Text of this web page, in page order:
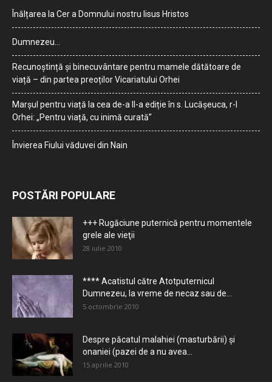
Înălțarea la Cer a Domnului nostru Iisus Hristos
Dumnezeu…
Recunoștință și binecuvântare pentru mamele dătătoare de
viață – din partea preoților Vicariatului Orhei
Marșul pentru viață la cea de-a II-a ediție în s. Lucășeuca, r-l
Orhei: „Pentru viață, cu inimă curată”
Învierea Fiului văduvei din Nain
POSTĂRI POPULARE
+++ Rugăciune puternică pentru momentele
grele ale vieţii
28 iulie 2010
**** Acatistul către Atotputernicul
Dumnezeu, la vreme de necaz sau de...
5 octombrie 2010
Despre păcatul malahiei (masturbării) şi
onaniei (pazei de a nu avea...
15 aprilie 2010